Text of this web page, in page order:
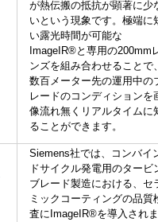
が熱伝搬の抵抗が顕著に少
いという現象です。極端に
い露光時間が可能な
ImageIR®と専用の200mm
ンズを組み合わせることで
数百メーター先の運用中の
レードのコンディションを
像流れ無くリアルタイムに
ることができます。
Siemens社では、コンバイ
ドサイクル発電用のタービ
ブレード製造における、セ
ミックコーティングの品質
査にImageIR®を導入されま